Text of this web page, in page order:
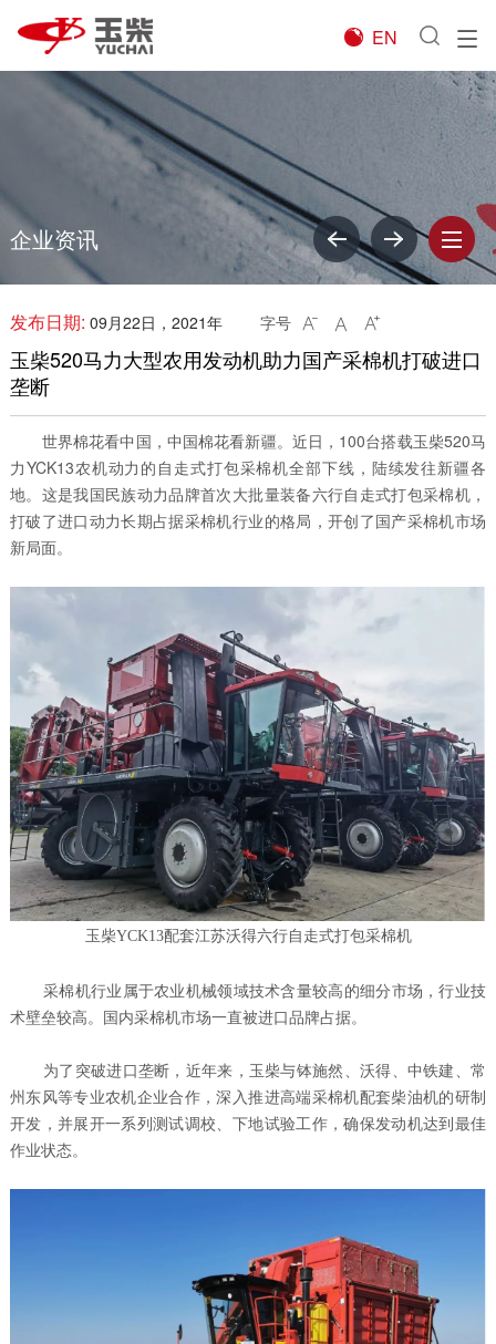

EN
企业资讯
发布日期: 09月22日，2021年 字号   
玉柴520马力大型农用发动机助力国产采棉机打破进口
垄断
世界棉花看中国，中国棉花看新疆。近日，100台搭载玉柴520马
力YCK13农机动力的自走式打包采棉机全部下线，陆续发往新疆各
地。这是我国民族动力品牌首次大批量装备六行自走式打包采棉机，
打破了进口动力长期占据采棉机行业的格局，开创了国产采棉机市场
新局面。
玉柴YCK13配套江苏沃得六行自走式打包采棉机
采棉机行业属于农业机械领域技术含量较高的细分市场，行业技
术壁垒较高。国内采棉机市场一直被进口品牌占据。
为了突破进口垄断，近年来，玉柴与钵施然、沃得、中铁建、常
州东风等专业农机企业合作，深入推进高端采棉机配套柴油机的研制
开发，并展开一系列测试调校、下地试验工作，确保发动机达到最佳
作业状态。